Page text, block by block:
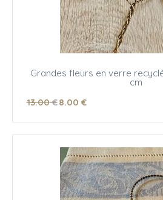
Grandes fleurs en verre
cm
13.00 €8.00 €